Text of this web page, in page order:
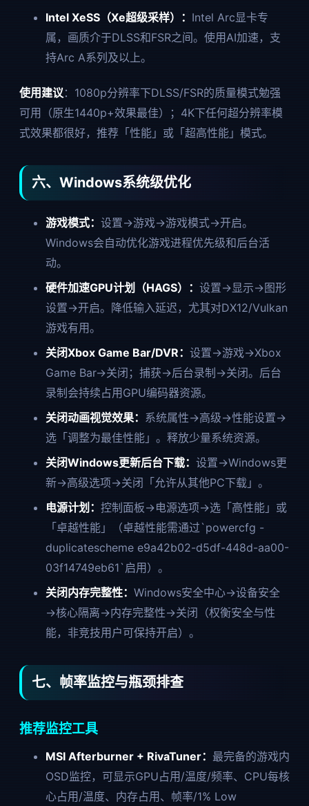
Intel XeSS（Xe超级采样）： Intel Arc显卡专
属，画质介于DLSS和FSR之间。使用AI加速，支
持Arc A系列及以上。
使用建议：1080p分辨率下DLSS/FSR的质量模式勉强
可用（原生1440p+效果最佳）；4K下任何超分辨率模
式效果都很好，推荐「性能」或「超高性能」模式。
六、Windows系统级优化
游戏模式： 设置→游戏→游戏模式→开启。
Windows会自动优化游戏进程优先级和后台活
动。
硬件加速GPU计划（HAGS）： 设置→显示→图形
设置→开启。降低输入延迟，尤其对DX12/Vulkan
游戏有用。
关闭Xbox Game Bar/DVR： 设置→游戏→Xbox
Game Bar→关闭；捕获→后台录制→关闭。后台
录制会持续占用GPU编码器资源。
关闭动画视觉效果： 系统属性→高级→性能设置→
选「调整为最佳性能」。释放少量系统资源。
关闭Windows更新后台下载： 设置→Windows更
新→高级选项→关闭「允许从其他PC下载」。
电源计划： 控制面板→电源选项→选「高性能」或
「卓越性能」（卓越性能需通过`powercfg -
duplicatescheme e9a42b02-d5df-448d-aa00-
03f14749eb61`启用）。
关闭内存完整性： Windows安全中心→设备安全
→核心隔离→内存完整性→关闭（权衡安全与性
能，非竞技用户可保持开启）。
七、帧率监控与瓶颈排查
推荐监控工具
MSI Afterburner + RivaTuner： 最完备的游戏内
OSD监控，可显示GPU占用/温度/频率、CPU每核
心占用/温度、内存占用、帧率/1% Low